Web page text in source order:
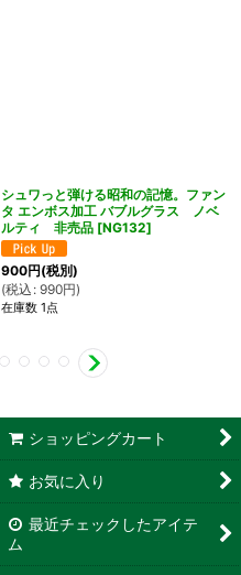
シュワっと弾ける昭和の記憶。ファン
タ エンボス加工 バブルグラス ノベ
ルティ 非売品 [NG132]
900円(税別)
(税込 : 990円)
在庫数 1点
ショッピングカート
お気に入り
最近チェックしたアイテ
ム